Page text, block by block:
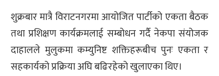
शुक्रबार मात्रै विराटनगरमा आयोजित पार्टीको एकता बैठक
तथा प्रशिक्षण कार्यक्रमलाई सम्बोधन गर्दै नेकपा संयोजक
दाहालले मुलुकमा कम्युनिष्ट शक्तिहरूबीच पुनः एकता र
सहकार्यको प्रक्रिया अघि बढिरहेको खुलाएका थिए।